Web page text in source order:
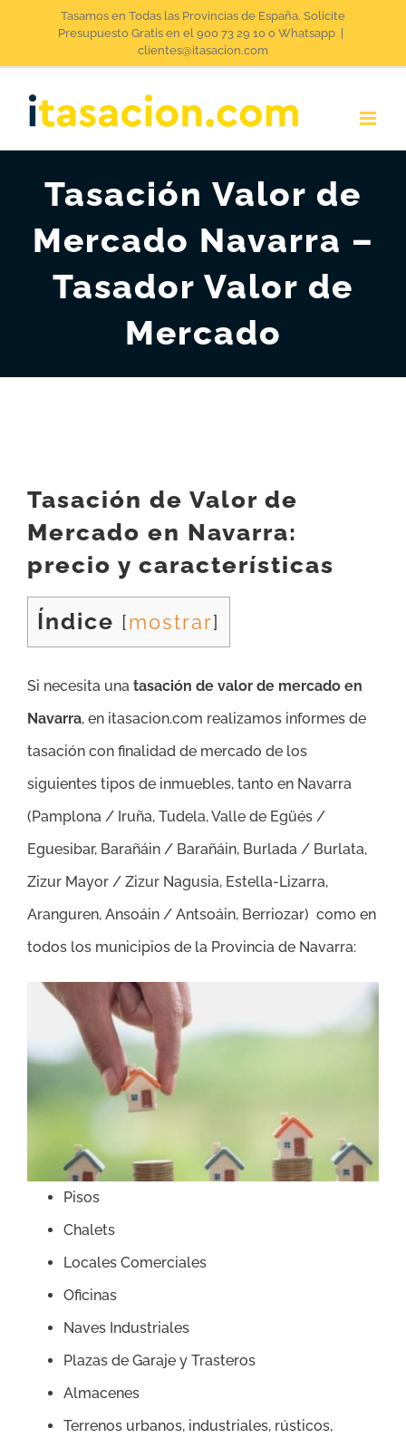
Tasamos en Todas las Provincias de España. Solicite
Presupuesto Gratis en el 900 73 29 10 o Whatsapp
clientes@itasacion.com
Tasación Valor de
Mercado Navarra –
Tasador Valor de
Mercado
Tasación de Valor de
Mercado en Navarra:
precio y características
Índice [mostrar]
Si necesita una tasación de valor de mercado en
Navarra, en itasacion.com realizamos informes de
tasación con finalidad de mercado de los
siguientes tipos de inmuebles, tanto en Navarra
(Pamplona / Iruña, Tudela, Valle de Egüés /
Eguesibar, Barañáin / Barañáin, Burlada / Burlata,
Zizur Mayor / Zizur Nagusia, Estella-Lizarra,
Aranguren, Ansoáin / Antsoáin, Berriozar) como en
todos los municipios de la Provincia de Navarra:
Pisos
Chalets
Locales Comerciales
Oficinas
Naves Industriales
Plazas de Garaje y Trasteros
Almacenes
Terrenos urbanos, industriales, rústicos,